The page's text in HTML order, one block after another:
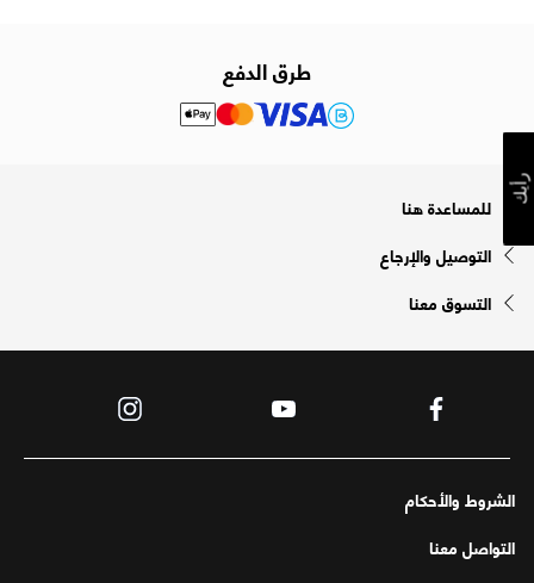
طرق الدفع
للمساعدة هنا
التوصيل والإرجاع
التسوق معنا
الشروط والأحكام
التواصل معنا
رأيك